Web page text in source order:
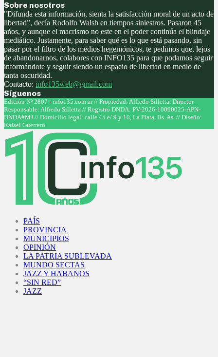
Sobre nosotros
"Difunda esta información, sienta la satisfacción moral de un acto de
libertad”, decía Rodolfo Walsh en tiempos siniestros. Pasaron 45
años, y aunque el macrismo no este en el poder continúa el blindaje
mediático. Justamente, para saber qué es lo que está pasando, sin
pasar por el filtro de los medios hegemónicos, te pedimos que, lejos
de abandonarnos, colabores con INFO135 para que podamos seguir
informándote y seguir siendo un espacio de libertad en medio de
tanta oscuridad.
Contacto: info135web@gmail.com
Síguenos
Facebook
Twitter
Instagram
Youtube
Edición Nº 2807 - info135.com.ar // Propiedad: Alfredo Silletta. Director
Responsable: Alfredo Silletta // Registro DNDA: PV-2026-10090025-APN-
DNDA#MJ // Domicilio legal: calle 45 e/ 9 y 10, La Plata, Bs. As. // Diseño:
Rafael Guerrero
PAÍS
PROVINCIA
MUNICIPIOS
OPINIÓN
LA PATRIA SUBLEVADA
MUNDO SECTAS
JAZZ Y HABANOS
“SIN RED”
JAZZ